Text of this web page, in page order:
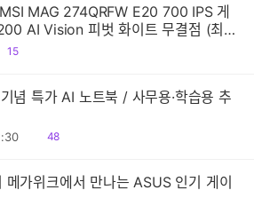
MAG 274QRFW E20 700 IPS 게
AI Vision 피벗 화이트 무결점 (최
읽
15
념 특가 AI 노트북 / 사무용·학습용 추
읽
48
가위크에서 만나는 ASUS 인기 게이